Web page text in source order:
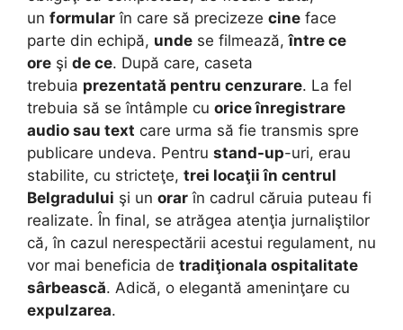
un formular în care să precizeze cine face
parte din echipă, unde se filmează,între ce
ore şi de ce. După care, caseta
trebuia prezentată pentru cenzurare. La fel
trebuia să se întâmple cu orice înregistrare
audio sau text care urma să fie transmis spre
publicare undeva. Pentru stand-up-uri, erau
stabilite, cu stricteţe, trei locaţii în centrul
Belgradului şi un orar în cadrul căruia puteau fi
realizate. În final, se atrăgea atenţia jurnaliştilor
că, în cazul nerespectării acestui regulament, nu
vor mai beneficia de tradiţionala ospitalitate
sârbească. Adică, o elegantă ameninţare cu
expulzarea.